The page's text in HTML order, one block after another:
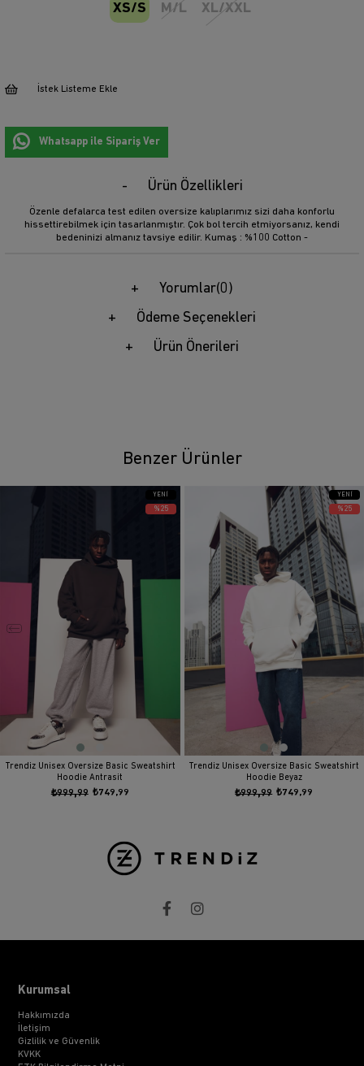
XS/S M/L XL/XXL
İstek Listeme Ekle
Whatsapp ile Sipariş Ver
Ürün Özellikleri
Özenle defalarca test edilen oversize kalıplarımız sizi daha konforlu
hissettirebilmek için tasarlanmıştır. Çok bol tercih etmiyorsanız, kendi
bedeninizi almanız tavsiye edilir. Kumaş : %100 Cotton -
Yorumlar(0)
Ödeme Seçenekleri
Ürün Önerileri
Benzer Ürünler
Trendiz Unisex Oversize Basic Sweatshirt
Hoodie Antrasit
₺749,99
₺999,99
YENI
ÜRÜN
%25
Trendiz Unisex Oversize Basic Sweatshirt
Hoodie Beyaz
₺749,99
₺999,99
YENI
ÜRÜN
%25
Kurumsal
Hakkımızda
İletişim
Gizlilik ve Güvenlik
KVKK